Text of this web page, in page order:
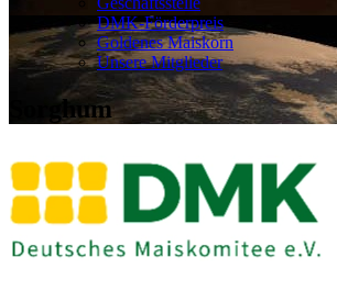
DMK-Förderpreis
Goldenes Maiskorn
Unsere Mitglieder
Sorghum